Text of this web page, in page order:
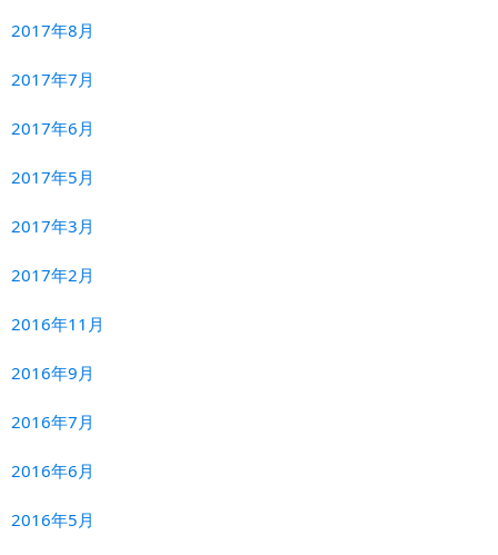
2017年8月
2017年7月
2017年6月
2017年5月
2017年3月
2017年2月
2016年11月
2016年9月
2016年7月
2016年6月
2016年5月